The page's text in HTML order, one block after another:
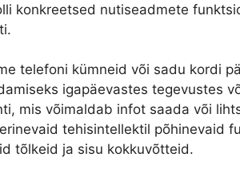
konkreetsed nutiseadmete
telefoni kümneid või sadu kordi
igapäevastes tegevustes
mis võimaldab infot saada või
tehisintellektil põhinevaid
tõlkeid ja sisu kokkuvõtteid.